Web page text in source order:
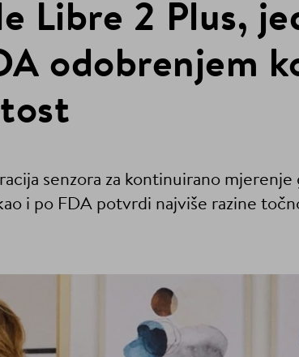
Libre 2 Plus,
odobrenjem
senzora za kontinuirano mjerenje
i po FDA potvrdi najviše razine